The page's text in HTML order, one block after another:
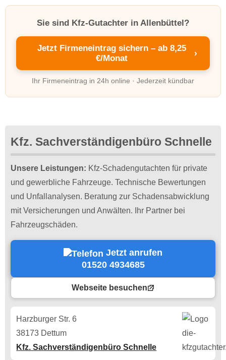
Sie sind Kfz-Gutachter in Allenbüttel?
Jetzt Firmeneintrag sichern – ab 8,25
€/Monat
›
Ihr Firmeneintrag in 24h online · Jederzeit kündbar
Kfz. Sachverständigenbüro Schnelle
Unsere Leistungen: Kfz-Schadengutachten für private
und gewerbliche Fahrzeuge. Technische Bewertungen
und Unfallanalysen. Beratung zur Schadensabwicklung
mit Versicherungen und Anwälten. Ihr Partner bei
Fahrzeugschäden.
Jetzt anrufen
01520 4934685
Webseite besuchen
Harzburger Str. 6
38173 Dettum
Kfz. Sachverständigenbüro Schnelle